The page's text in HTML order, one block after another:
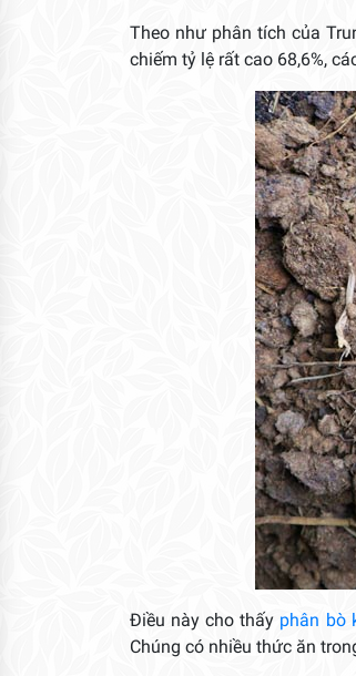
Theo như phân tích của
chiếm tỷ lệ rất cao 68,6%,
Điều này cho thấy phân bò
Chúng có nhiều thức ăn